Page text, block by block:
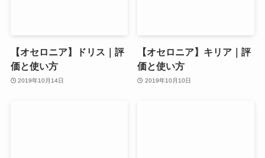
【オセロニア】ドリス｜評
価と使い方
2019年10月14日
【オセロニア】キリア｜評
価と使い方
2019年10月10日